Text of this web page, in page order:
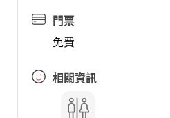
門票
免費
相關資訊